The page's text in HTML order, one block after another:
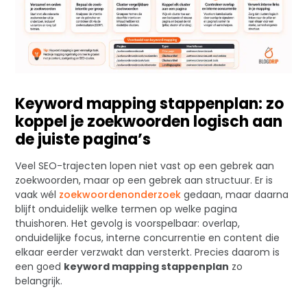
Keyword mapping stappenplan: zo
koppel je zoekwoorden logisch aan
de juiste pagina’s
Veel SEO-trajecten lopen niet vast op een gebrek aan
zoekwoorden, maar op een gebrek aan structuur. Er is
vaak wél zoekwoordenonderzoek gedaan, maar daarna
blijft onduidelijk welke termen op welke pagina
thuishoren. Het gevolg is voorspelbaar: overlap,
onduidelijke focus, interne concurrentie en content die
elkaar eerder verzwakt dan versterkt. Precies daarom is
een goed keyword mapping stappenplan zo
belangrijk.